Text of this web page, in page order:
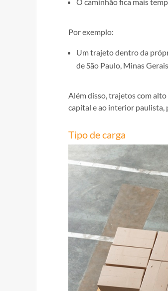
Por exemplo:
Um trajeto dentro da
de São Paulo, Minas
Além disso, trajetos com
capital e ao interior paulista,
Tipo de carga